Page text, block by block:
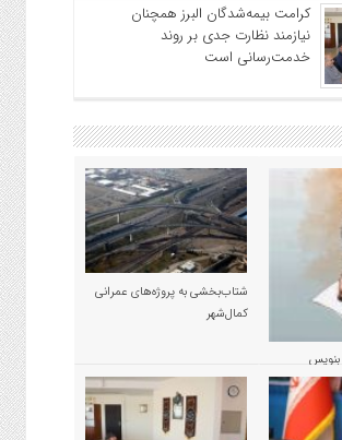
کرامت بیمه‌شدگان البرز همچنان
نیازمند نظارت جدی بر روند
خدمت‌رسانی است
بنویس
شتاب‌بخشی به پروژه‌های عمرانی
کمال‌شهر